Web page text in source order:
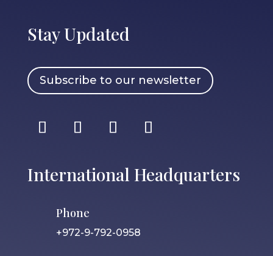
Stay Updated
Subscribe to our newsletter
International Headquarters
Phone
+972-9-792-0958